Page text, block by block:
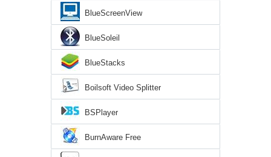
BlueScreenView
BlueSoleil
BlueStacks
Boilsoft Video Splitter
BSPlayer
BurnAware Free